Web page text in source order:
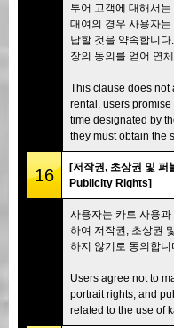
투어 고객에 대해서
대여의 경우 사용자
납할 것을 약속합니
장의 동의를 얻어 연
This clause does not
rental, users
time designated by
they must obtain the
16
[저작권, 초상권 및
Publicity Rights]
사용자는 카트 사용
하여 저작권, 초상권
하지 않기로 동의합니
Users agree not to
portrait rights, and
related to the use of